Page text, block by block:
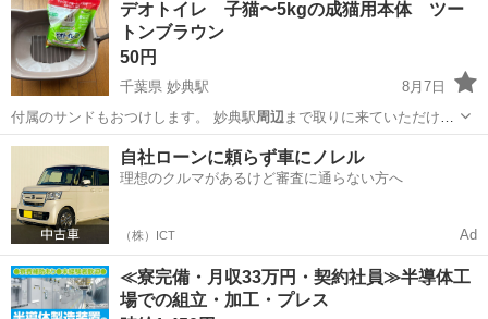
デオトイレ 子猫〜5kgの成猫用本体 ツー
トンブラウン
50円
千葉県 妙典駅
8月7日
付属のサンドもおつけします。 妙典駅周辺 まで取りに来ていただける
方のみ募集させ…
千葉 市川市 妙典駅 その他
自社ローンに頼らず車にノレル
理想のクルマがあるけど審査に通らない方へ
（株）ICT Ad
≪寮完備・月収33万円・契約社員≫半導体工
場での組立・加工・プレス